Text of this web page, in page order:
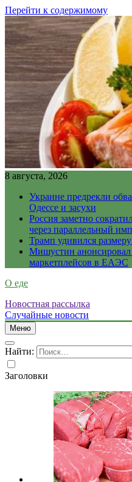
Перейти к содержимому
8 августа, 2026
Украине предрекли
Одессе и засухи
Россия заметно
через параллельный
Трамп удивился
Мишустин анонсировал
маркетплейсов в ЕАЭС
О еде
Новостная рассылка
Случайные новости
Меню
Найти:
Заголовки